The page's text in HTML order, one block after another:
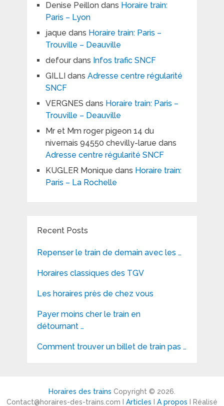
Denise Peillondans Horaire train:
Paris – Lyon
jaque dans Horaire train: Paris –
Trouville – Deauville
defourdans Infos trafic SNCF
GILLI dans Adresse centre régularité
SNCF
VERGNES dans Horaire train: Paris –
Trouville – Deauville
Mr et Mm roger pigeon 14 du
nivernais 94550 chevilly-larue dans
Adresse centre régularité SNCF
KUGLER Monique dans Horaire train:
Paris – La Rochelle
Recent Posts
Repenser le train de demain avec les …
Horaires classiques des TGV
Les horaires près de chez vous
Payer moins cher le train en
détournant …
Comment trouver un billet de train pas …
Horaires des trains Copyright © 2026.
Contact@horaires-des-trains.com I Articles A propos I Réalisé